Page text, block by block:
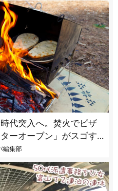
代突入へ。焚火でピザ
ーオーブン」がスゴす
編集部